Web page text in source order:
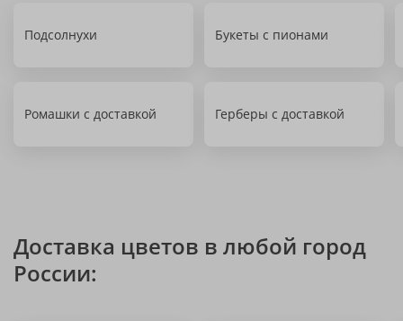
Подсолнухи Букеты с пионами
Ромашки с доставкой Герберы с доставкой
Доставка цветов в любой город
России: